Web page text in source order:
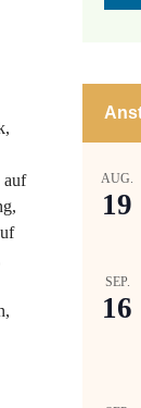
auf
AUG.
19
SEP.
16